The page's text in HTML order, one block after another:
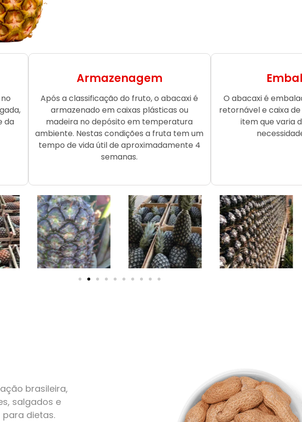
da
Armazenagem
Após a classificação do fruto, o abacaxi é
armazenado em caixas plásticas ou
madeira no depósito em temperatura
ambiente. Nestas condições a fruta tem um
tempo de vida útil de aproximadamente 4
semanas.
O abacaxi é
retornável e caixa
item que varia
brasileira,
salgados e
dietas.